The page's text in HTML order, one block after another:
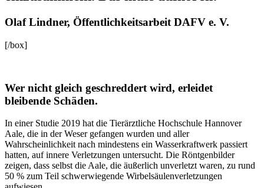
Olaf Lindner, Öffentlichkeitsarbeit DAFV e. V.
[/box]
Wer nicht gleich geschreddert wird, erleidet
bleibende Schäden.
In einer Studie 2019 hat die Tierärztliche Hochschule Hannover
Aale, die in der Weser gefangen wurden und aller
Wahrscheinlichkeit nach mindestens ein Wasserkraftwerk passiert
hatten, auf innere Verletzungen untersucht. Die Röntgenbilder
zeigen, dass selbst die Aale, die äußerlich unverletzt waren, zu rund
50 % zum Teil schwerwiegende Wirbelsäulenverletzungen